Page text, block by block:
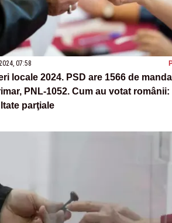
07:58
locale 2024. PSD are 1566 de
PNL-1052. Cum au votat românii:
parţiale